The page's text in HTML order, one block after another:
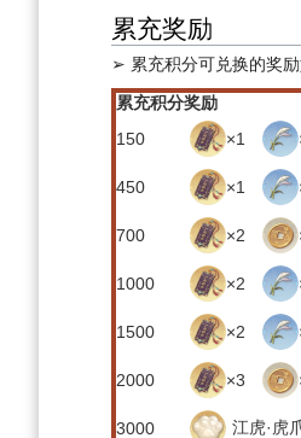
累充奖励
➢ 累充积分可兑换的奖励
累充积分奖励
150
×1
450 ×1
700 ×2
1000 ×2
1500 ×2
2000 ×3
3000 江虎·虎